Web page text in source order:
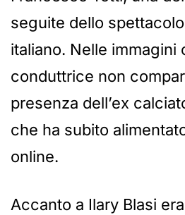
seguite dello
italiano. Nelle immagini
conduttrice non
presenza dell’ex
che ha subito
online.
Accanto a Ilary Blasi